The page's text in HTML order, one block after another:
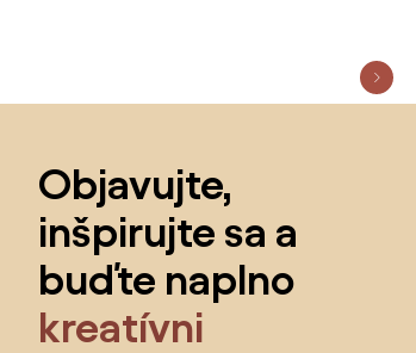
Objavujte,
inšpirujte sa a
buďte naplno
kreatívni